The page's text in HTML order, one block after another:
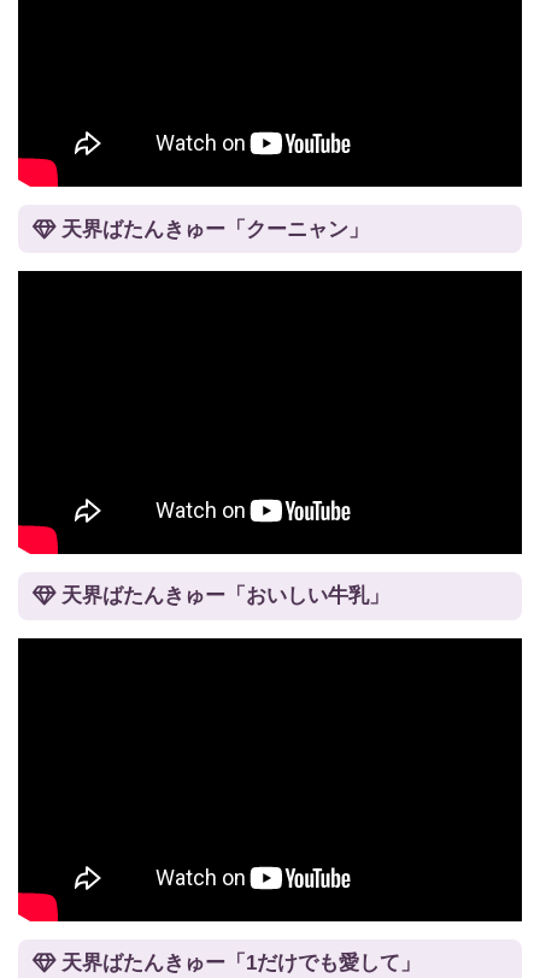
天界ばたんきゅー「クーニャン」
天界ばたんきゅー「おいしい牛乳」
天界ばたんきゅー「1だけでも愛して」